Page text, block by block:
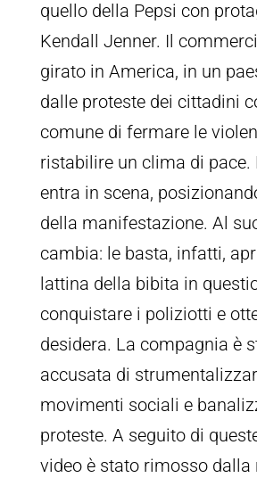
quello della Pepsi con
Kendall Jenner. Il
girato in America, in un
dalle proteste dei cittadini
comune di fermare le
ristabilire un clima di pace.
entra in scena,
della manifestazione. Al
cambia: le basta, infatti,
lattina della bibita in
conquistare i poliziotti e
desidera. La compagnia è
accusata di
movimenti sociali e
proteste. A seguito di
video è stato rimosso dalla